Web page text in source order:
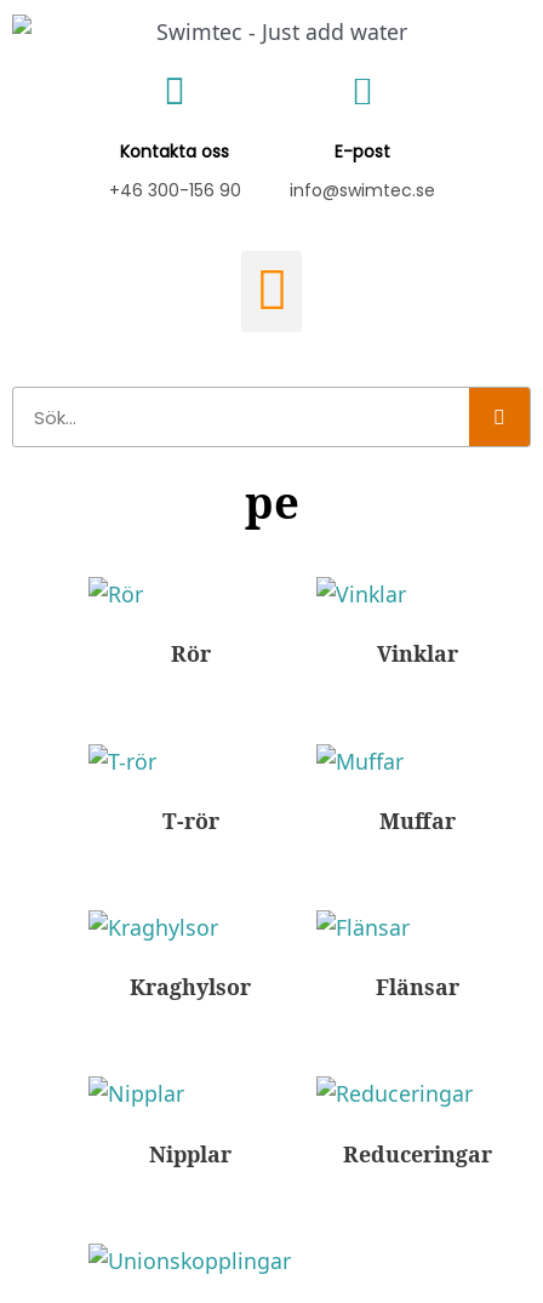
Hoppa
Kontakta oss
+46 300-156 90
E-post
info@swimtec.se
pe
Rör Vinklar
T-rör Muffar
Kraghylsor Flänsar
Nipplar Reduceringar